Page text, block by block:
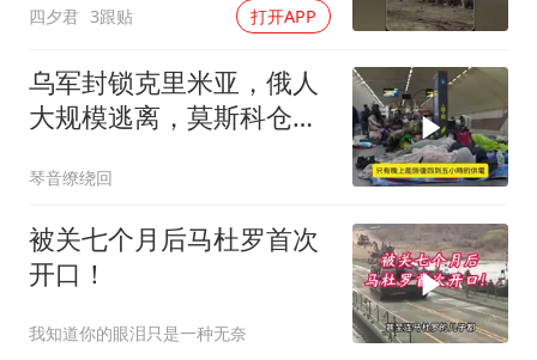
四夕君 3跟贴 打开APP
乌军封锁克里米亚，俄人
大规模逃离，莫斯科仓库
琴音缭绕回
被关七个月后马杜罗首次
开口！
我知道你的眼泪只是一种无奈